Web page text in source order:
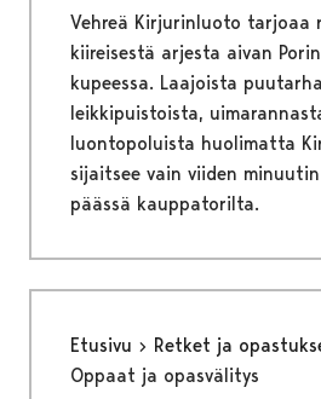
Vehreä Kirjurinluoto tarjoaa
kiireisestä arjesta aivan
kupeessa. Laajoista
leikkipuistoista,
luontopoluista huolimatta
sijaitsee vain viiden
päässä kauppatorilta.
Etusivu
Retket ja
Oppaat ja opasvälitys